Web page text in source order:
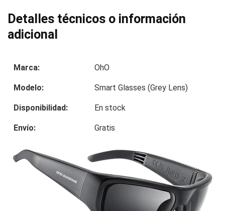
Detalles técnicos o información
adicional
Marca: OhO
Modelo: Smart Glasses (Grey Lens)
Disponibilidad: En stock
Envío: Gratis